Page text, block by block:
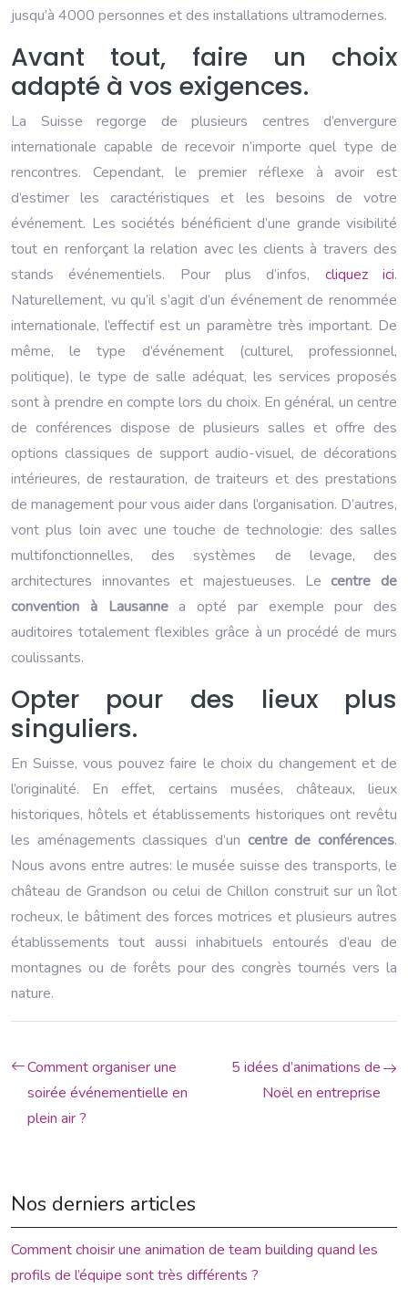
jusqu’à 4000 personnes et des installations ultramodernes.
Avant tout, faire un choix
adapté à vos exigences.
La Suisse regorge de plusieurs centres d’envergure
internationale capable de recevoir n’importe quel type de
rencontres. Cependant, le premier réflexe à avoir est
d’estimer les caractéristiques et les besoins de votre
événement. Les sociétés bénéficient d’une grande visibilité
tout en renforçant la relation avec les clients à travers des
stands événementiels. Pour plus d’infos, cliquez ici.
Naturellement, vu qu’il s’agit d’un événement de renommée
internationale, l’effectif est un paramètre très important. De
même, le type d’événement (culturel, professionnel,
politique), le type de salle adéquat, les services proposés
sont à prendre en compte lors du choix. En général, un centre
de conférences dispose de plusieurs salles et offre des
options classiques de support audio-visuel, de décorations
intérieures, de restauration, de traiteurs et des prestations
de management pour vous aider dans l’organisation. D’autres,
vont plus loin avec une touche de technologie: des salles
multifonctionnelles, des systèmes de levage, des
architectures innovantes et majestueuses. Lecentre de
convention à Lausannea opté par exemple pour des
auditoires totalement flexibles grâce à un procédé de murs
coulissants.
Opter pour des lieux plus
singuliers.
En Suisse, vous pouvez faire le choix du changement et de
l’originalité. En effet, certains musées, châteaux, lieux
historiques, hôtels et établissements historiques ont revêtu
les aménagements classiques d’un centre de conférences.
Nous avons entre autres: le musée suisse des transports, le
château de Grandson ou celui de Chillon construit sur un îlot
rocheux, le bâtiment des forces motrices et plusieurs autres
établissements tout aussi inhabituels entourés d’eau de
montagnes ou de forêts pour des congrès tournés vers la
nature.
Comment organiser une
soirée événementielle en
plein air ?
5 idées d’animations de
Noël en entreprise
Nos derniers articles
Comment choisir une animation de team building quand les
profils de l’équipe sont très différents ?